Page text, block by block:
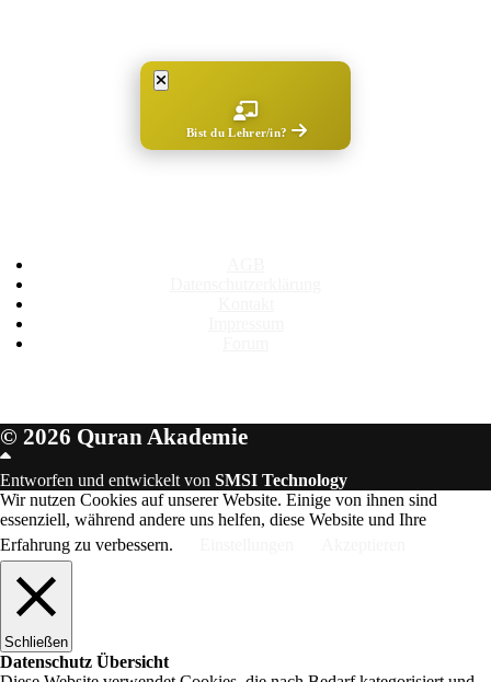
Bist du Lehrer/in?
© 2026 Quran Akademie
Scroll
Up
Entworfen und entwickelt von SMSI Technology
Wir nutzen Cookies auf unserer Website. Einige von ihnen sind
essenziell, während andere uns helfen, diese Website und Ihre
Erfahrung zu verbessern.
Schließen
Datenschutz Übersicht